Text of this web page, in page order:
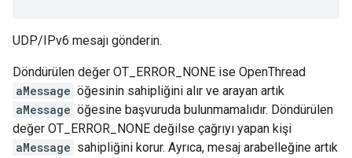
UDP/IPv6 mesajı gönderin.
Döndürülen değer OT_ERROR_NONE ise OpenThread
aMessage öğesinin sahipliğini alır ve arayan artık
aMessage öğesine başvuruda bulunmamalıdır. Döndürülen
değer OT_ERROR_NONE değilse çağrıyı yapan kişi
aMessage sahipliğini korur. Ayrıca, mesaj arabelleğine artık